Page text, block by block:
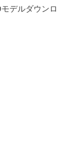
デルダウンロ